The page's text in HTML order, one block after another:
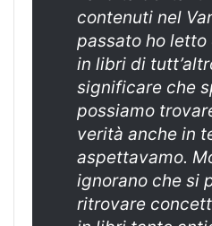
contenuti nel
passato ho
in libri di
significare che
possiamo
verità anche in
aspettavamo.
ignorano che si
ritrovare